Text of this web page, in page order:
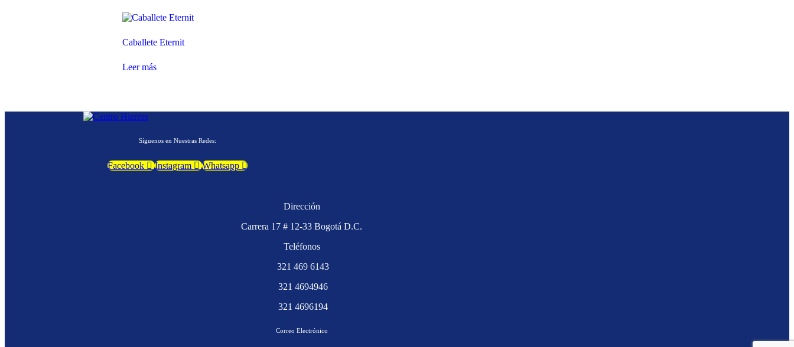
Caballete Eternit
Leer más
Síguenos en Nuestras Redes:
Facebook Instagram Whatsapp
Dirección
Carrera 17 # 12-33 Bogotá D.C.
Teléfonos
321 469 6143
321 4694946
321 4696194
Correo Electrónico